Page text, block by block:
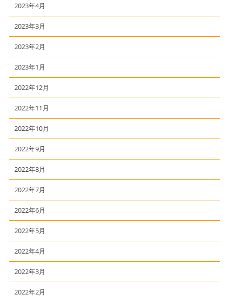
2023年4月
2023年3月
2023年2月
2023年1月
2022年12月
2022年11月
2022年10月
2022年9月
2022年8月
2022年7月
2022年6月
2022年5月
2022年4月
2022年3月
2022年2月